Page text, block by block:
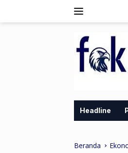
Headline
Beranda